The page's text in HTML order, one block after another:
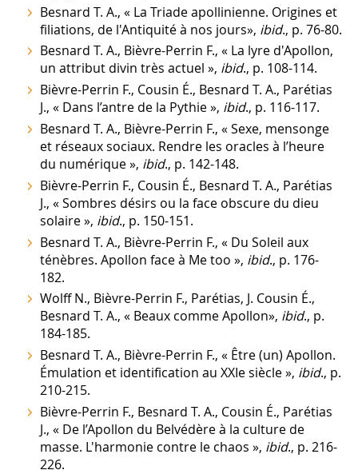
Besnard T. A., « La Triade apollinienne. Origines et
filiations, de l'Antiquité à nos jours», ibid., p. 76-80.
Besnard T. A., Bièvre-Perrin F., « La lyre d'Apollon,
un attribut divin très actuel », ibid., p. 108-114.
Bièvre-Perrin F., Cousin É., Besnard T. A., Parétias
J., « Dans l’antre de la Pythie », ibid., p. 116-117.
Besnard T. A., Bièvre-Perrin F., « Sexe, mensonge
et réseaux sociaux. Rendre les oracles à l’heure
du numérique », ibid., p. 142-148.
Bièvre-Perrin F., Cousin É., Besnard T. A., Parétias
J., « Sombres désirs ou la face obscure du dieu
solaire », ibid., p. 150-151.
Besnard T. A., Bièvre-Perrin F., « Du Soleil aux
ténèbres. Apollon face à Me too », ibid., p. 176-
182.
Wolff N., Bièvre-Perrin F., Parétias, J. Cousin É.,
Besnard T. A., « Beaux comme Apollon», ibid., p.
184-185.
Besnard T. A., Bièvre-Perrin F., « Être (un) Apollon.
Émulation et identification au XXIe siècle », ibid., p.
210-215.
Bièvre-Perrin F., Besnard T. A., Cousin É., Parétias
J., « De l’Apollon du Belvédère à la culture de
masse. L'harmonie contre le chaos », ibid., p. 216-
226.